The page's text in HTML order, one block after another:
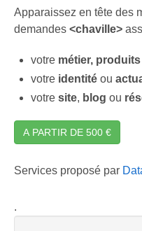
Apparaissez en tête des
demandes <chaville>
votre métier, produits
votre identité ou
votre site, blog ou
A PARTIR DE 500 €
Services proposé par
.